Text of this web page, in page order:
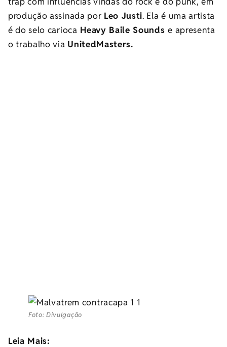
produção assinada por Leo Justi. Ela é uma artista
é do selo carioca Heavy Baile Soundse apresenta
o trabalho via UnitedMasters.
Foto: Divulgação
Leia Mais: